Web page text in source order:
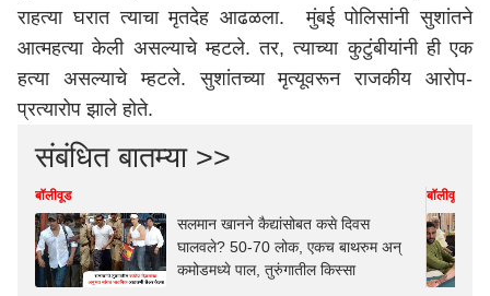
राहत्या घरात त्याचा मृतदेह आढळला.मुंबईपोलिसांनी सुशांतने
आत्महत्या केली असल्याचे म्हटले. तर, त्याच्या कुटुंबीयांनी ही एक
हत्या असल्याचे म्हटले. सुशांतच्या मृत्यूवरून राजकीय आरोप-
प्रत्यारोप झाले होते.
संबंधित बातम्या >>
बॉलीवूड
सलमान खानने कैद्यांसोबत कसे दिवस
घालवले? 50-70 लोक, एकच बाथरुम अन्
कमोडमध्ये पाल, तुरुंगातील किस्सा
बॉलीवूड